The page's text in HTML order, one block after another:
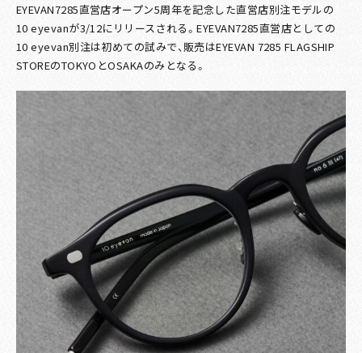
EYEVAN7285直営店オープン5周年を記念した直営店別注モデルの
10 eyevanが3/12にリリースされる。EYEVAN7285直営店としての
10 eyevan別注は初めての試みで、販売はEYEVAN 7285 FLAGSHIP
STOREのTOKYOとOSAKAのみとなる。